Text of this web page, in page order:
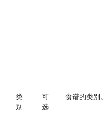
类
别
可
选
食谱的类别。